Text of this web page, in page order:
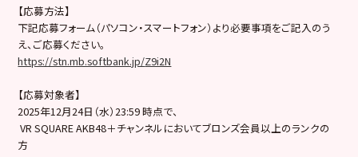
【応募方法】
下記応募フォーム（パソコン・スマートフォン） より必要事項をご記入のう
え、ご応募ください。
https://stn.mb.softbank.jp/Z9i2N
【応募対象者】
2025年12月24日（水）23:59 時点で、
VR SQUARE AKB48＋チャンネルにおいてブロンズ会員以上のランクの
方